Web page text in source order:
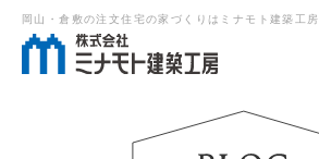
岡山・倉敷の注文住宅の家づくりはミナモト建築工房